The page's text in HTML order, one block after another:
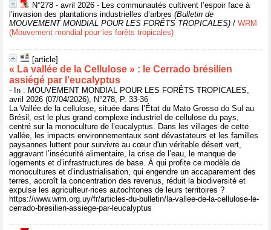
N°278 - avril 2026 - Les communautés cultivent l’espoir face à
l’invasion des plantations industrielles d’arbres (Bulletin de
MOUVEMENT MONDIAL POUR LES FORÊTS TROPICALES) / WRM
(Mouvement mondial pour les forêts tropicales)
[article]
« La vallée de la Cellulose » : le Cerrado brésilien
assiégé par l’eucalyptus
- In : MOUVEMENT MONDIAL POUR LES FORÊTS TROPICALES,
avril 2026 (07/04/2026), N°278, P. 33-36
La Vallée de la cellulose, située dans l’État du Mato Grosso do Sul au
Brésil, est le plus grand complexe industriel de cellulose du pays,
centré sur la monoculture de l’eucalyptus. Dans les villages de cette
vallée, les impacts environnementaux sont dévastateurs et les familles
paysannes luttent pour survivre au cœur d'un véritable désert vert,
aggravant l’insécurité alimentaire, la crise de l’eau, le manque de
logements et d’infrastructures de base. À qui profite ce modèle de
monocultures et d’industrialisation, qui engendre un accaparement des
terres, accroît la concentration des revenus, réduit la biodiversité et
expulse les agriculteur·rices autochtones de leurs territoires ?
https://www.wrm.org.uy/fr/articles-du-bulletin/la-vallee-de-la-cellulose-le-
cerrado-bresilien-assiege-par-leucalyptus